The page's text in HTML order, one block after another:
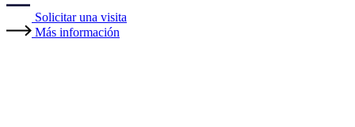
Solicitar una visita
Más información